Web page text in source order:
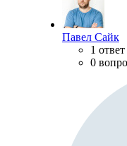
Павел Сайк
1 ответ
0